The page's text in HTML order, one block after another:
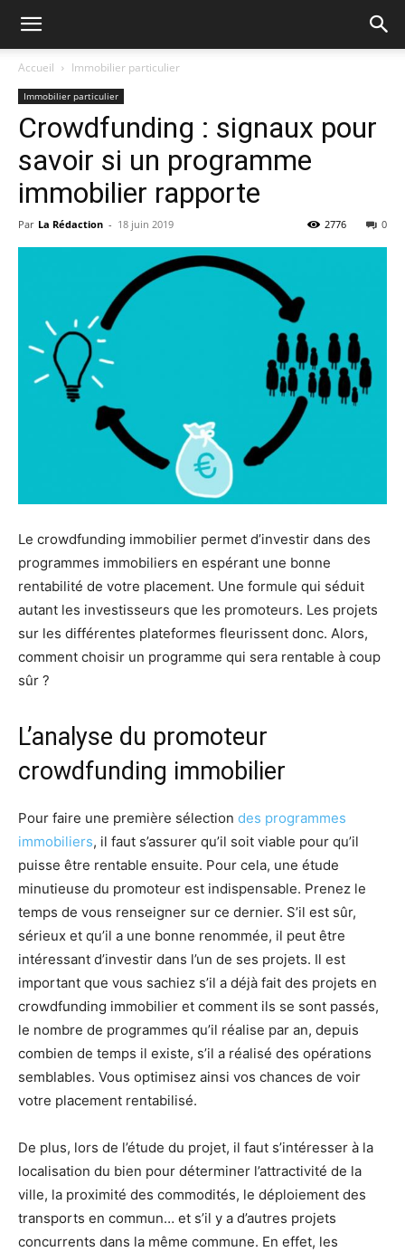
Accueil Immobilier particulier
Immobilier particulier
Crowdfunding : signaux pour
savoir si un programme
immobilier rapporte
Par La Rédaction - 18 juin 2019 0
2776
Le crowdfunding immobilier permet d’investir dans des
programmes immobiliers en espérant une bonne
rentabilité de votre placement. Une formule qui séduit
autant les investisseurs que les promoteurs. Les projets
sur les différentes plateformes fleurissent donc. Alors,
comment choisir un programme qui sera rentable à coup
sûr ?
L’analyse du promoteur
crowdfunding immobilier
Pour faire une première sélection des programmes
immobiliers, il faut s’assurer qu’il soit viable pour qu’il
puisse être rentable ensuite. Pour cela, une étude
minutieuse du promoteur est indispensable. Prenez le
temps de vous renseigner sur ce dernier. S’il est sûr,
sérieux et qu’il a une bonne renommée, il peut être
intéressant d’investir dans l’un de ses projets. Il est
important que vous sachiez s’il a déjà fait des projets en
crowdfunding immobilier et comment ils se sont passés,
le nombre de programmes qu’il réalise par an, depuis
combien de temps il existe, s’il a réalisé des opérations
semblables. Vous optimisez ainsi vos chances de voir
votre placement rentabilisé.
De plus, lors de l’étude du projet, il faut s’intéresser à la
localisation du bien pour déterminer l’attractivité de la
ville, la proximité des commodités, le déploiement des
transports en commun… et s’il y a d’autres projets
concurrents dans la même commune. En effet, les